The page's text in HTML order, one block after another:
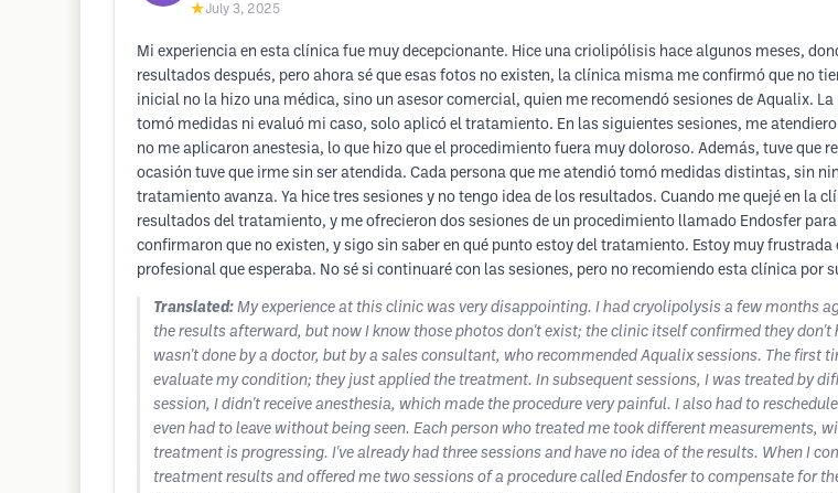
★July 3, 2025
Mi experiencia en esta clínica fue muy decepcionante. Hice una criolipólisis hace algunos meses,
resultados después, pero ahora sé que esas fotos no existen, la clínica misma me confirmó que no
inicial no la hizo una médica, sino un asesor comercial, quien me recomendó sesiones de Aqualix.
tomó medidas ni evaluó mi caso, solo aplicó el tratamiento. En las siguientes sesiones, me
no me aplicaron anestesia, lo que hizo que el procedimiento fuera muy doloroso. Además, tuve que
ocasión tuve que irme sin ser atendida. Cada persona que me atendió tomó medidas distintas, sin
tratamiento avanza. Ya hice tres sesiones y no tengo idea de los resultados. Cuando me quejé en la
resultados del tratamiento, y me ofrecieron dos sesiones de un procedimiento llamado Endosfer
confirmaron que no existen, y sigo sin saber en qué punto estoy del tratamiento. Estoy muy
profesional que esperaba. No sé si continuaré con las sesiones, pero no recomiendo esta clínica por
Translated: My experience at this clinic was very disappointing. I had cryolipolysis a few months
the results afterward, but now I know those photos don't exist; the clinic itself confirmed they
wasn't done by a doctor, but by a sales consultant, who recommended Aqualix sessions. The
evaluate my condition; they just applied the treatment. In subsequent sessions, I was treated by
session, I didn't receive anesthesia, which made the procedure very painful. I also had to
even had to leave without being seen. Each person who treated me took different
treatment is progressing. I've already had three sessions and have no idea of ​​the results. When I
treatment results and offered me two sessions of a procedure called Endosfer to compensate for